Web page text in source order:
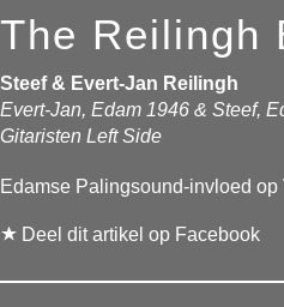
The Reilingh
Steef & Evert-Jan Reilingh
Evert-Jan, Edam 1946 & Steef,
Gitaristen Left Side
Edamse Palingsound-invloed op
Deel dit artikel op Facebook